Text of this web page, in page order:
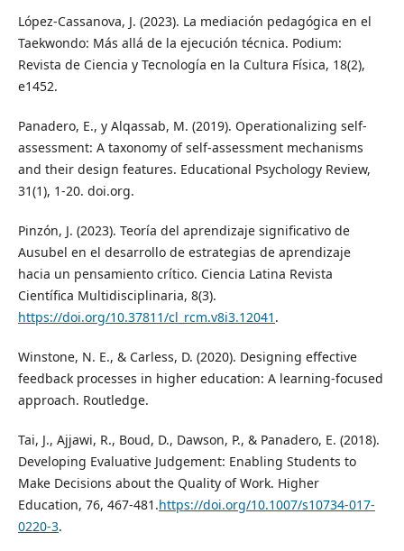
López-Cassanova, J. (2023). La mediación pedagógica en el
Taekwondo: Más allá de la ejecución técnica. Podium:
Revista de Ciencia y Tecnología en la Cultura Física, 18(2),
e1452.
Panadero, E., y Alqassab, M. (2019). Operationalizing self-
assessment: A taxonomy of self-assessment mechanisms
and their design features. Educational Psychology Review,
31(1), 1-20. doi.org.
Pinzón, J. (2023). Teoría del aprendizaje significativo de
Ausubel en el desarrollo de estrategias de aprendizaje
hacia un pensamiento crítico. Ciencia Latina Revista
Científica Multidisciplinaria, 8(3).
https://doi.org/10.37811/cl_rcm.v8i3.12041 .
Winstone, N. E., & Carless, D. (2020). Designing effective
feedback processes in higher education: A learning-focused
approach. Routledge.
Tai, J., Ajjawi, R., Boud, D., Dawson, P., & Panadero, E. (2018).
Developing Evaluative Judgement: Enabling Students to
Make Decisions about the Quality of Work. Higher
Education, 76, 467-481.https://doi.org/10.1007/s10734-017-
0220-3.